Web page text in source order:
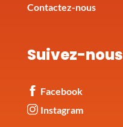
Contactez-nous
Suivez-nous
Facebook
Instagram